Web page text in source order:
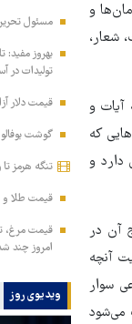
و
شعار،
و
که
دارد و
است. درگیری‌های سیاسی نیمه دوم دهه ۸۰ که اوج آن در
در نهایت آنچه
سوار
می‌شود
مسئول
تولیدات در
قیمت دلار آزاد یکشنبه ۱۸
گوشت
تنگه هرمز
قیمت طلا و سکه یکشنبه ۱۸
امروز چند
ویدیوی روز